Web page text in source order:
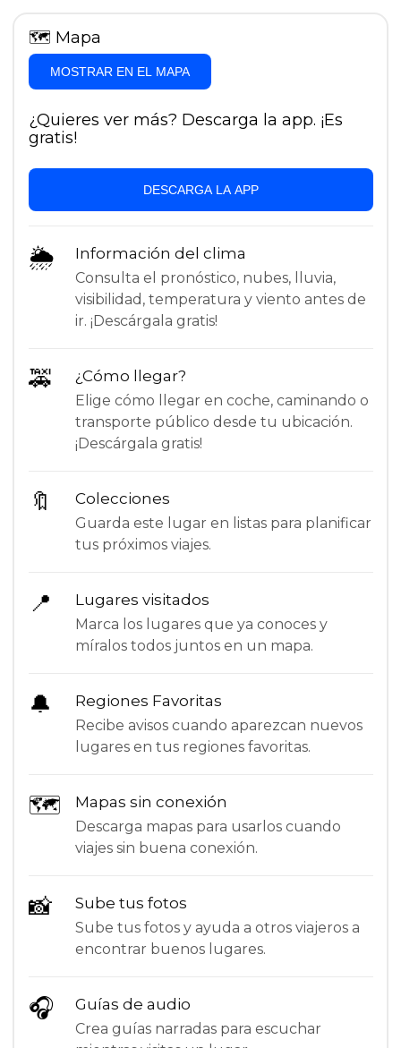
🗺 Mapa
MOSTRAR EN EL MAPA
¿Quieres ver más? Descarga la app. ¡Es
gratis!
DESCARGA LA APP
🌦 Información del clima
Consulta el pronóstico, nubes, lluvia,
visibilidad, temperatura y viento antes de
ir. ¡Descárgala gratis!
🚕 ¿Cómo llegar?
Elige cómo llegar en coche, caminando o
transporte público desde tu ubicación.
¡Descárgala gratis!
🔖 Colecciones
Guarda este lugar en listas para planificar
tus próximos viajes.
📍 Lugares visitados
Marca los lugares que ya conoces y
míralos todos juntos en un mapa.
🔔 Regiones Favoritas
Recibe avisos cuando aparezcan nuevos
lugares en tus regiones favoritas.
🗺 Mapas sin conexión
Descarga mapas para usarlos cuando
viajes sin buena conexión.
📸 Sube tus fotos
Sube tus fotos y ayuda a otros viajeros a
encontrar buenos lugares.
🎧 Guías de audio
Crea guías narradas para escuchar